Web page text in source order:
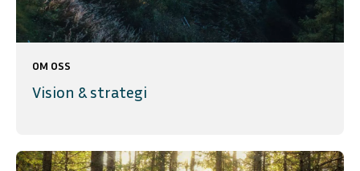
OM OSS
Vision & strategi